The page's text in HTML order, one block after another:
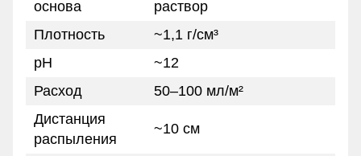
основа
раствор
Плотность
~1,1 г/см³
pH
~12
Расход
50–100 мл/м²
Дистанция
распыления
~10 см